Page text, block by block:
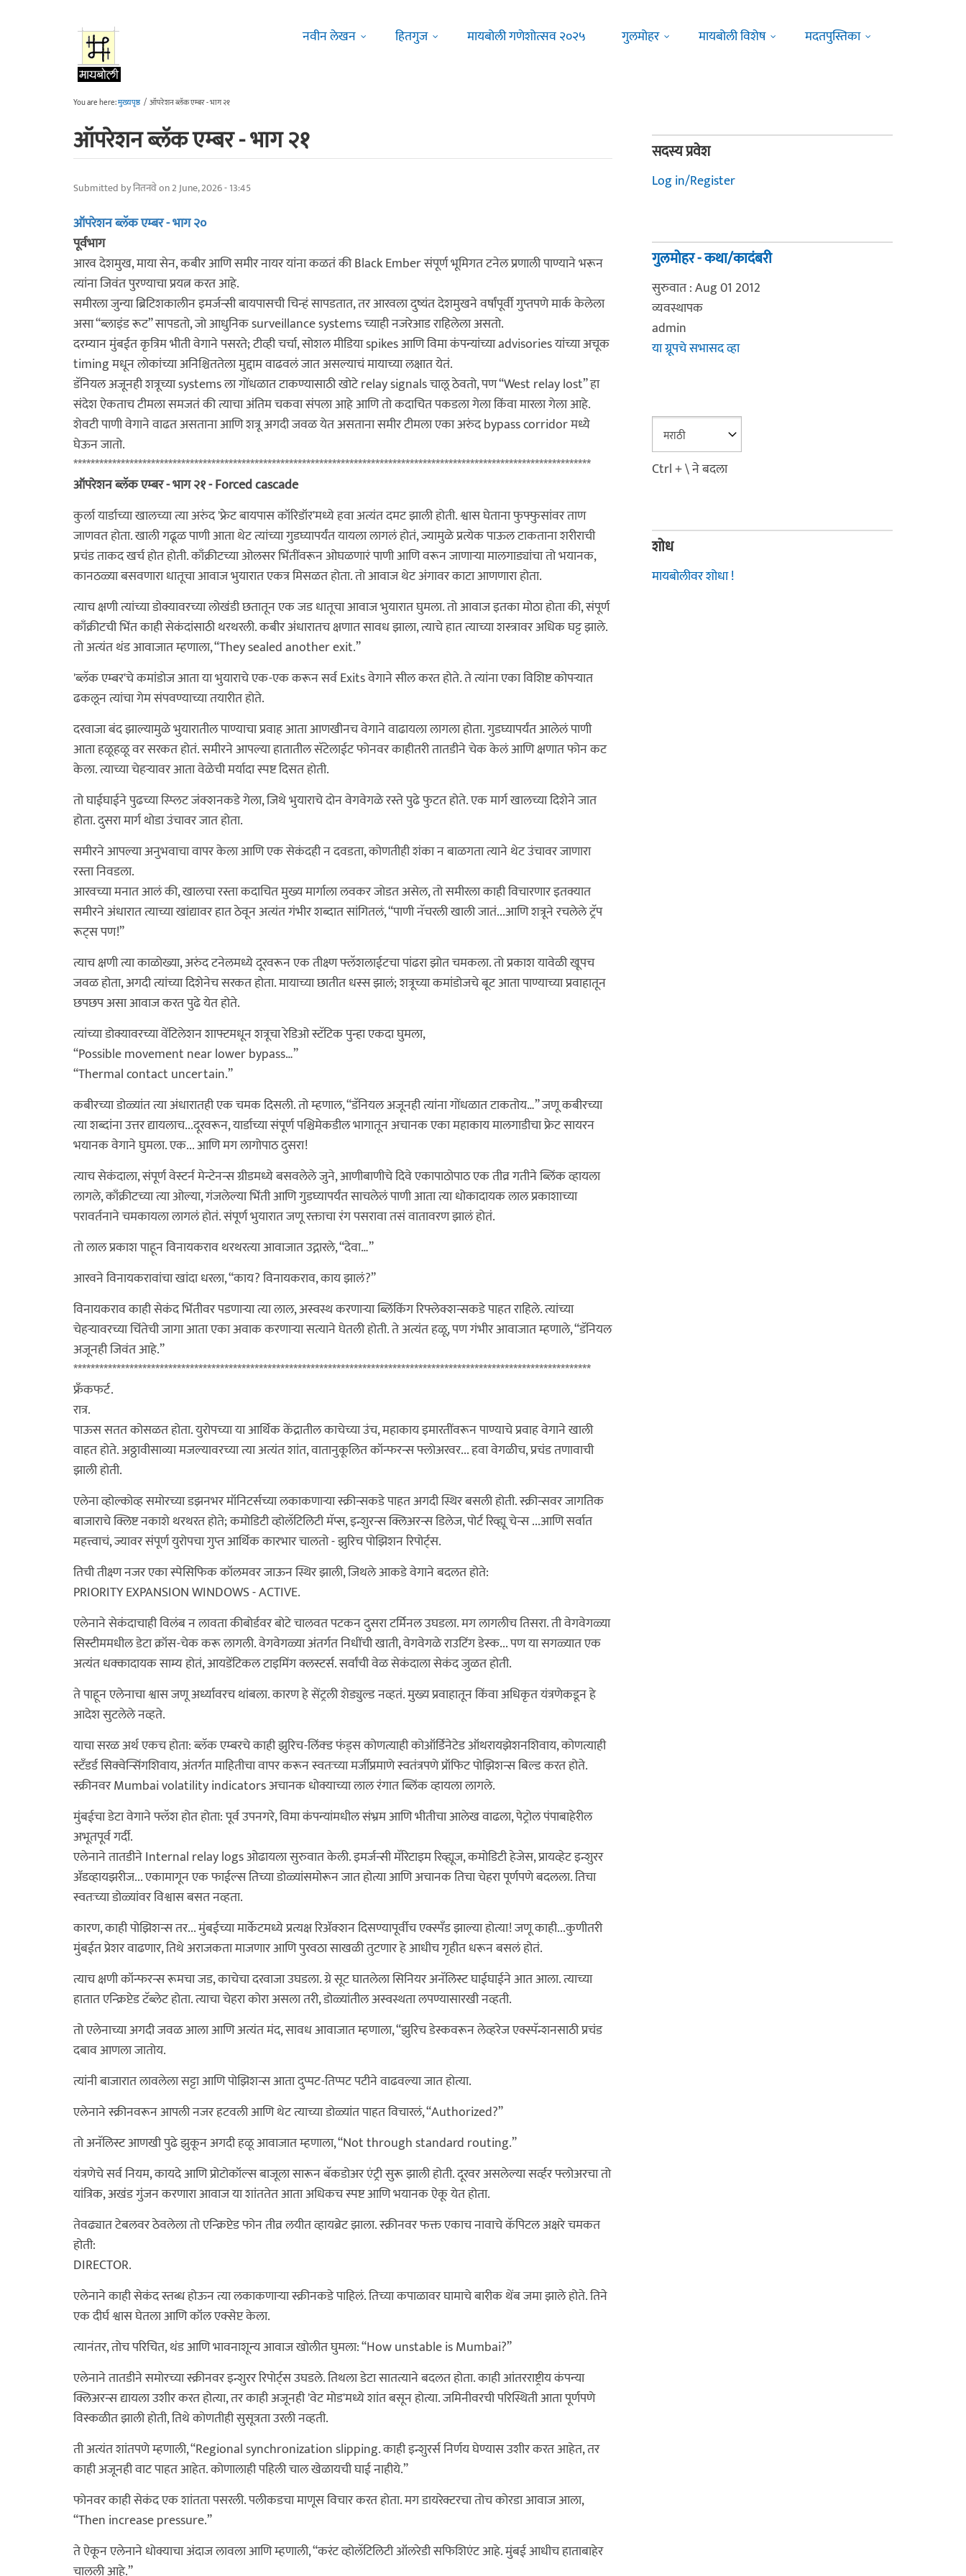
नवीन लेखन
हितगुज मायबोली गणेशोत्सव २०२५ गुलमोहर मायबोली विशेष मदतपुस्तिका
You are here:मुख्यपृष्ठ / ऑपरेशन ब्लॅक एम्बर - भाग २१
ऑपरेशन ब्लॅक एम्बर - भाग २१
Submitted byनितनवेon 2 June, 2026 - 13:45
ऑपरेशन ब्लॅक एम्बर - भाग २०
पूर्वभाग
आरव देशमुख, माया सेन, कबीर आणि समीर नायर यांना कळतं की Black Ember संपूर्ण भूमिगत टनेल प्रणाली पाण्याने भरून
त्यांना जिवंत पुरण्याचा प्रयत्न करत आहे.
समीरला जुन्या ब्रिटिशकालीन इमर्जन्सी बायपासची चिन्हं सापडतात, तर आरवला दुष्यंत देशमुखने वर्षांपूर्वी गुप्तपणे मार्क केलेला
असा “ब्लाइंड रूट” सापडतो, जो आधुनिक surveillance systems च्याही नजरेआड राहिलेला असतो.
दरम्यान मुंबईत कृत्रिम भीती वेगाने पसरते; टीव्ही चर्चा, सोशल मीडिया spikes आणि विमा कंपन्यांच्या advisories यांच्या अचूक
timing मधून लोकांच्या अनिश्चिततेला मुद्दाम वाढवलं जात असल्याचं मायाच्या लक्षात येतं.
डॅनियल अजूनही शत्रूच्या systems ला गोंधळात टाकण्यासाठी खोटे relay signals चालू ठेवतो, पण “West relay lost” हा
संदेश ऐकताच टीमला समजतं की त्याचा अंतिम चकवा संपला आहे आणि तो कदाचित पकडला गेला किंवा मारला गेला आहे.
शेवटी पाणी वेगाने वाढत असताना आणि शत्रू अगदी जवळ येत असताना समीर टीमला एका अरुंद bypass corridor मध्ये
घेऊन जातो.
************************************************************************************************************************
ऑपरेशन ब्लॅक एम्बर - भाग २१ - Forced cascade
कुर्ला यार्डाच्या खालच्या त्या अरुंद 'फ्रेट बायपास कॉरिडॉर'मध्ये हवा अत्यंत दमट झाली होती. श्वास घेताना फुफ्फुसांवर ताण
जाणवत होता. खाली गढूळ पाणी आता थेट त्यांच्या गुडघ्यापर्यंत यायला लागलं होतं, ज्यामुळे प्रत्येक पाऊल टाकताना शरीराची
प्रचंड ताकद खर्च होत होती. काँक्रीटच्या ओलसर भिंतींवरून ओघळणारं पाणी आणि वरून जाणाऱ्या मालगाड्यांचा तो भयानक,
कानठळ्या बसवणारा धातूचा आवाज भुयारात एकत्र मिसळत होता. तो आवाज थेट अंगावर काटा आणणारा होता.
त्याच क्षणी त्यांच्या डोक्यावरच्या लोखंडी छतातून एक जड धातूचा आवाज भुयारात घुमला. तो आवाज इतका मोठा होता की, संपूर्ण
काँक्रीटची भिंत काही सेकंदांसाठी थरथरली. कबीर अंधारातच क्षणात सावध झाला, त्याचे हात त्याच्या शस्त्रावर अधिक घट्ट झाले.
तो अत्यंत थंड आवाजात म्हणाला, “They sealed another exit.”
'ब्लॅक एम्बर'चे कमांडोज आता या भुयाराचे एक-एक करून सर्व Exits वेगाने सील करत होते. ते त्यांना एका विशिष्ट कोपऱ्यात
ढकलून त्यांचा गेम संपवण्याच्या तयारीत होते.
दरवाजा बंद झाल्यामुळे भुयारातील पाण्याचा प्रवाह आता आणखीनच वेगाने वाढायला लागला होता. गुडघ्यापर्यंत आलेलं पाणी
आता हळूहळू वर सरकत होतं. समीरने आपल्या हातातील सॅटेलाईट फोनवर काहीतरी तातडीने चेक केलं आणि क्षणात फोन कट
केला. त्याच्या चेहऱ्यावर आता वेळेची मर्यादा स्पष्ट दिसत होती.
तो घाईघाईने पुढच्या स्प्लिट जंक्शनकडे गेला, जिथे भुयाराचे दोन वेगवेगळे रस्ते पुढे फुटत होते. एक मार्ग खालच्या दिशेने जात
होता. दुसरा मार्ग थोडा उंचावर जात होता.
समीरने आपल्या अनुभवाचा वापर केला आणि एक सेकंदही न दवडता, कोणतीही शंका न बाळगता त्याने थेट उंचावर जाणारा
रस्ता निवडला.
आरवच्या मनात आलं की, खालचा रस्ता कदाचित मुख्य मार्गाला लवकर जोडत असेल, तो समीरला काही विचारणार इतक्यात
समीरने अंधारात त्याच्या खांद्यावर हात ठेवून अत्यंत गंभीर शब्दात सांगितलं, “पाणी नॅचरली खाली जातं...आणि शत्रूने रचलेले ट्रॅप
रूट्स पण!”
त्याच क्षणी त्या काळोख्या, अरुंद टनेलमध्ये दूरवरून एक तीक्ष्ण फ्लॅशलाईटचा पांढरा झोत चमकला. तो प्रकाश यावेळी खूपच
जवळ होता, अगदी त्यांच्या दिशेनेच सरकत होता. मायाच्या छातीत धस्स झालं; शत्रूच्या कमांडोजचे बूट आता पाण्याच्या प्रवाहातून
छपछप असा आवाज करत पुढे येत होते.
त्यांच्या डोक्यावरच्या वेंटिलेशन शाफ्टमधून शत्रूचा रेडिओ स्टॅटिक पुन्हा एकदा घुमला,
“Possible movement near lower bypass…”
“Thermal contact uncertain.”
कबीरच्या डोळ्यांत त्या अंधारातही एक चमक दिसली. तो म्हणाल, “डॅनियल अजूनही त्यांना गोंधळात टाकतोय…” जणू कबीरच्या
त्या शब्दांना उत्तर द्यायलाच...दूरवरून, यार्डाच्या संपूर्ण पश्चिमेकडील भागातून अचानक एका महाकाय मालगाडीचा फ्रेट सायरन
भयानक वेगाने घुमला. एक... आणि मग लागोपाठ दुसरा!
त्याच सेकंदाला, संपूर्ण वेस्टर्न मेन्टेनन्स ग्रीडमध्ये बसवलेले जुने, आणीबाणीचे दिवे एकापाठोपाठ एक तीव्र गतीने ब्लिंक व्हायला
लागले, काँक्रीटच्या त्या ओल्या, गंजलेल्या भिंती आणि गुडघ्यापर्यंत साचलेलं पाणी आता त्या धोकादायक लाल प्रकाशाच्या
परावर्तनाने चमकायला लागलं होतं. संपूर्ण भुयारात जणू रक्ताचा रंग पसरावा तसं वातावरण झालं होतं.
तो लाल प्रकाश पाहून विनायकराव थरथरत्या आवाजात उद्गारले, “देवा…”
आरवने विनायकरावांचा खांदा धरला, “काय? विनायकराव, काय झालं?”
विनायकराव काही सेकंद भिंतीवर पडणाऱ्या त्या लाल, अस्वस्थ करणाऱ्या ब्लिंकिंग रिफ्लेक्शन्सकडे पाहत राहिले. त्यांच्या
चेहऱ्यावरच्या चिंतेची जागा आता एका अवाक करणाऱ्या सत्याने घेतली होती. ते अत्यंत हळू, पण गंभीर आवाजात म्हणाले, “डॅनियल
अजूनही जिवंत आहे.”
************************************************************************************************************************
फ्रँकफर्ट.
रात्र.
पाऊस सतत कोसळत होता. युरोपच्या या आर्थिक केंद्रातील काचेच्या उंच, महाकाय इमारतींवरून पाण्याचे प्रवाह वेगाने खाली
वाहत होते. अठ्ठावीसाव्या मजल्यावरच्या त्या अत्यंत शांत, वातानुकूलित कॉन्फरन्स फ्लोअरवर... हवा वेगळीच, प्रचंड तणावाची
झाली होती.
एलेना व्होल्कोव्ह समोरच्या डझनभर मॉनिटर्सच्या लकाकणाऱ्या स्क्रीन्सकडे पाहत अगदी स्थिर बसली होती. स्क्रीन्सवर जागतिक
बाजाराचे क्लिष्ट नकाशे थरथरत होते; कमोडिटी व्होलॅटिलिटी मॅप्स, इन्शुरन्स क्लिअरन्स डिलेज, पोर्ट रिव्ह्यू चेन्स ...आणि सर्वात
महत्त्वाचं, ज्यावर संपूर्ण युरोपचा गुप्त आर्थिक कारभार चालतो - झुरिच पोझिशन रिपोर्ट्स.
तिची तीक्ष्ण नजर एका स्पेसिफिक कॉलमवर जाऊन स्थिर झाली, जिथले आकडे वेगाने बदलत होते:
PRIORITY EXPANSION WINDOWS - ACTIVE.
एलेनाने सेकंदाचाही विलंब न लावता कीबोर्डवर बोटे चालवत पटकन दुसरा टर्मिनल उघडला. मग लागलीच तिसरा. ती वेगवेगळ्या
सिस्टीममधील डेटा क्रॉस-चेक करू लागली. वेगवेगळ्या अंतर्गत निधींची खाती, वेगवेगळे राउटिंग डेस्क... पण या सगळ्यात एक
अत्यंत धक्कादायक साम्य होतं, आयडेंटिकल टाइमिंग क्लस्टर्स. सर्वांची वेळ सेकंदाला सेकंद जुळत होती.
ते पाहून एलेनाचा श्वास जणू अर्ध्यावरच थांबला. कारण हे सेंट्रली शेड्युल्ड नव्हतं. मुख्य प्रवाहातून किंवा अधिकृत यंत्रणेकडून हे
आदेश सुटलेले नव्हते.
याचा सरळ अर्थ एकच होता: ब्लॅक एम्बरचे काही झुरिच-लिंक्ड फंड्स कोणत्याही कोऑर्डिनेटेड ऑथरायझेशनशिवाय, कोणत्याही
स्टँडर्ड सिक्वेन्सिंगशिवाय, अंतर्गत माहितीचा वापर करून स्वतःच्या मर्जीप्रमाणे स्वतंत्रपणे प्रॉफिट पोझिशन्स बिल्ड करत होते.
स्क्रीनवर Mumbai volatility indicators अचानक धोक्याच्या लाल रंगात ब्लिंक व्हायला लागले.
मुंबईचा डेटा वेगाने फ्लॅश होत होता: पूर्व उपनगरे, विमा कंपन्यांमधील संभ्रम आणि भीतीचा आलेख वाढला, पेट्रोल पंपाबाहेरील
अभूतपूर्व गर्दी.
एलेनाने तातडीने Internal relay logs ओढायला सुरुवात केली. इमर्जन्सी मॅरिटाइम रिव्ह्यूज, कमोडिटी हेजेस, प्रायव्हेट इन्शुरर
ॲडव्हायझरीज... एकामागून एक फाईल्स तिच्या डोळ्यांसमोरून जात होत्या आणि अचानक तिचा चेहरा पूर्णपणे बदलला. तिचा
स्वतःच्या डोळ्यांवर विश्वास बसत नव्हता.
कारण, काही पोझिशन्स तर... मुंबईच्या मार्केटमध्ये प्रत्यक्ष रिॲक्शन दिसण्यापूर्वीच एक्स्पँड झाल्या होत्या! जणू काही...कुणीतरी
मुंबईत प्रेशर वाढणार, तिथे अराजकता माजणार आणि पुरवठा साखळी तुटणार हे आधीच गृहीत धरून बसलं होतं.
त्याच क्षणी कॉन्फरन्स रूमचा जड, काचेचा दरवाजा उघडला. ग्रे सूट घातलेला सिनियर अनॅलिस्ट घाईघाईने आत आला. त्याच्या
हातात एन्क्रिप्टेड टॅब्लेट होता. त्याचा चेहरा कोरा असला तरी, डोळ्यांतील अस्वस्थता लपण्यासारखी नव्हती.
तो एलेनाच्या अगदी जवळ आला आणि अत्यंत मंद, सावध आवाजात म्हणाला, “झुरिच डेस्कवरून लेव्हरेज एक्स्पॅन्शनसाठी प्रचंड
दबाव आणला जातोय.
त्यांनी बाजारात लावलेला सट्टा आणि पोझिशन्स आता दुप्पट-तिप्पट पटीने वाढवल्या जात होत्या.
एलेनाने स्क्रीनवरून आपली नजर हटवली आणि थेट त्याच्या डोळ्यांत पाहत विचारलं, “Authorized?”
तो अनॅलिस्ट आणखी पुढे झुकून अगदी हळू आवाजात म्हणाला, “Not through standard routing.”
यंत्रणेचे सर्व नियम, कायदे आणि प्रोटोकॉल्स बाजूला सारून बॅकडोअर एंट्री सुरू झाली होती. दूरवर असलेल्या सर्व्हर फ्लोअरचा तो
यांत्रिक, अखंड गुंजन करणारा आवाज या शांततेत आता अधिकच स्पष्ट आणि भयानक ऐकू येत होता.
तेवढ्यात टेबलवर ठेवलेला तो एन्क्रिप्टेड फोन तीव्र लयीत व्हायब्रेट झाला. स्क्रीनवर फक्त एकाच नावाचे कॅपिटल अक्षरे चमकत
होती:
DIRECTOR.
एलेनाने काही सेकंद स्तब्ध होऊन त्या लकाकणाऱ्या स्क्रीनकडे पाहिलं. तिच्या कपाळावर घामाचे बारीक थेंब जमा झाले होते. तिने
एक दीर्घ श्वास घेतला आणि कॉल एक्सेप्ट केला.
त्यानंतर, तोच परिचित, थंड आणि भावनाशून्य आवाज खोलीत घुमला: “How unstable is Mumbai?”
एलेनाने तातडीने समोरच्या स्क्रीनवर इन्शुरर रिपोर्ट्स उघडले. तिथला डेटा सातत्याने बदलत होता. काही आंतरराष्ट्रीय कंपन्या
क्लिअरन्स द्यायला उशीर करत होत्या, तर काही अजूनही 'वेट मोड'मध्ये शांत बसून होत्या. जमिनीवरची परिस्थिती आता पूर्णपणे
विस्कळीत झाली होती, तिथे कोणतीही सुसूत्रता उरली नव्हती.
ती अत्यंत शांतपणे म्हणाली, “Regional synchronization slipping. काही इन्शुरर्स निर्णय घेण्यास उशीर करत आहेत, तर
काही अजूनही वाट पाहत आहेत. कोणालाही पहिली चाल खेळायची घाई नाहीये.”
फोनवर काही सेकंद एक शांतता पसरली. पलीकडचा माणूस विचार करत होता. मग डायरेक्टरचा तोच कोरडा आवाज आला,
“Then increase pressure.”
ते ऐकून एलेनाने धोक्याचा अंदाज लावला आणि म्हणाली, “करंट व्होलॅटिलिटी ऑलरेडी सफिशिएंट आहे. मुंबई आधीच हाताबाहेर
चालली आहे.”
सदस्य प्रवेश
Log in/Register
गुलमोहर - कथा/कादंबरी
सुरुवात : Aug 01 2012
व्यवस्थापक
admin
या ग्रूपचे सभासद व्हा
Ctrl + \ ने बदला
शोध
मायबोलीवर शोधा !